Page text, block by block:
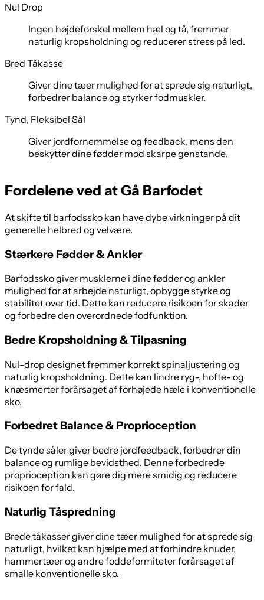
Nul Drop
Ingen højdeforskel mellem hæl og tå, fremmer
naturlig kropsholdning og reducerer stress på led.
Bred Tåkasse
Giver dine tæer mulighed for at sprede sig naturligt,
forbedrer balance og styrker fodmuskler.
Tynd, Fleksibel Sål
Giver jordfornemmelse og feedback, mens den
beskytter dine fødder mod skarpe genstande.
Fordelene ved at Gå Barfodet
At skifte til barfodssko kan have dybe virkninger på dit
generelle helbred og velvære.
Stærkere Fødder & Ankler
Barfodssko giver musklerne i dine fødder og ankler
mulighed for at arbejde naturligt, opbygge styrke og
stabilitet over tid. Dette kan reducere risikoen for skader
og forbedre den overordnede fodfunktion.
Bedre Kropsholdning & Tilpasning
Nul-drop designet fremmer korrekt spinaljustering og
naturlig kropsholdning. Dette kan lindre ryg-, hofte- og
knæsmerter forårsaget af forhøjede hæle i konventionelle
sko.
Forbedret Balance & Proprioception
De tynde såler giver bedre jordfeedback, forbedrer din
balance og rumlige bevidsthed. Denne forbedrede
proprioception kan gøre dig mere smidig og reducere
risikoen for fald.
Naturlig Tåspredning
Brede tåkasser giver dine tæer mulighed for at sprede sig
naturligt, hvilket kan hjælpe med at forhindre knuder,
hammertæer og andre foddeformiteter forårsaget af
smalle konventionelle sko.